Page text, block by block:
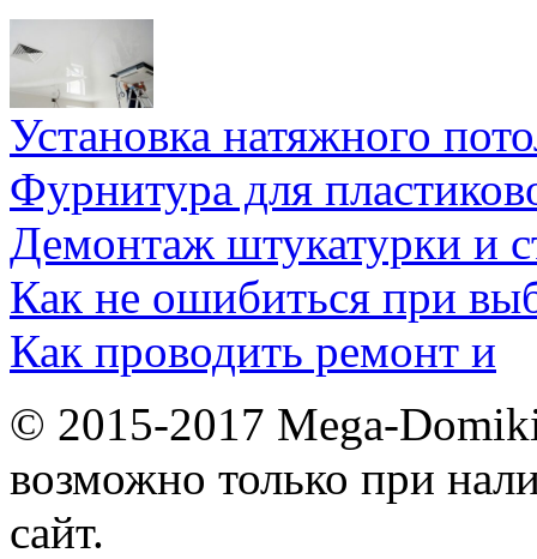
Установка натяжного
Фурнитура для
Демонтаж штукатурки и
Как не ошибиться при
Как проводить ремонт и
© 2015-2017 Mega-
возможно только при
сайт.